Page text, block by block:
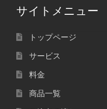
サイトメニュー
トップページ
サービス
料金
商品一覧